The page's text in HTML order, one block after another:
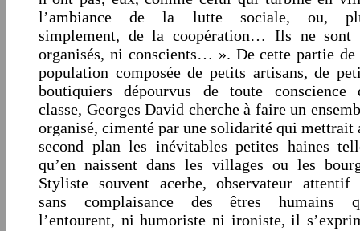
l’ambiance de la lutte sociale, ou,
simplement, de la coopération… Ils ne sont
organisés, ni conscients… ». De cette partie de
population composée de petits artisans, de
boutiquiers dépourvus de toute conscience
classe, Georges David cherche à faire un
organisé, cimenté par une solidarité qui mettrait
second plan les inévitables petites haines
qu’en naissent dans les villages ou les
Styliste souvent acerbe, observateur attentif
sans complaisance des êtres humains
l’entourent, ni humoriste ni ironiste, il